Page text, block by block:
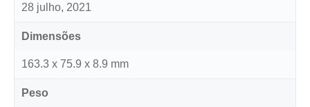
28 julho, 2021
Dimensões
163.3 x 75.9 x 8.9 mm
Peso